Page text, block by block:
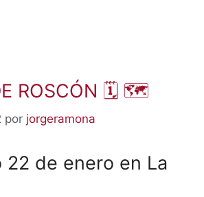
ROSCÓN 🗓 🗺
por jorgeramona
22 de enero en La